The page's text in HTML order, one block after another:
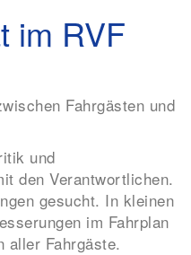
im RVF
Fahrgästen und
und
den Verantwortlichen.
gesucht. In kleinen
im Fahrplan
aller Fahrgäste.